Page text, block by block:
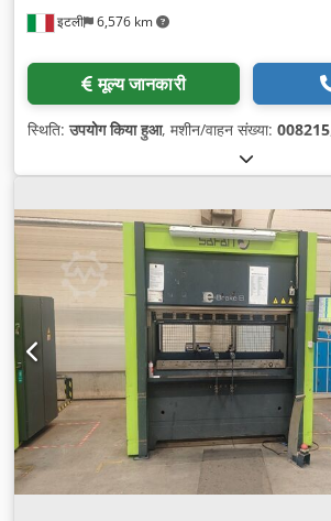
इटली 6,576 km
मूल्य जानकारी
स्थिति:उपयोग किया हुआ, मशीन/वाहन संख्या: 008215